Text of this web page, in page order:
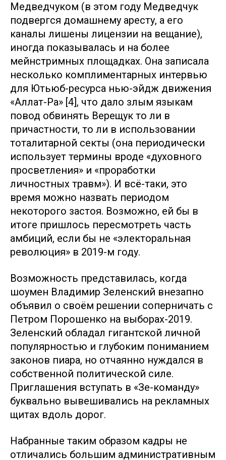
Медведчуком (в этом году Медведчук
подвергся домашнему аресту, а его
каналы лишены лицензии на вещание),
иногда показывалась и на более
мейнстримных площадках. Она записала
несколько комплиментарных интервью
для Ютьюб-ресурса нью-эйдж движения
«Аллат-Ра» [4], что дало злым языкам
повод обвинять Верещук то ли в
причастности, то ли в использовании
тоталитарной секты (она периодически
использует термины вроде «духовного
просветления» и «проработки
личностных травм»). И всё-таки, это
время можно назвать периодом
некоторого застоя. Возможно, ей бы в
итоге пришлось пересмотреть часть
амбиций, если бы не «электоральная
революция» в 2019-м году.
Возможность представилась, когда
шоумен Владимир Зеленский внезапно
объявил о своём решении соперничать с
Петром Порошенко на выборах-2019.
Зеленский обладал гигантской личной
популярностью и глубоким пониманием
законов пиара, но отчаянно нуждался в
собственной политической силе.
Приглашения вступать в «Зе-команду»
буквально вывешивались на рекламных
щитах вдоль дорог.
Набранные таким образом кадры не
отличались большим административным